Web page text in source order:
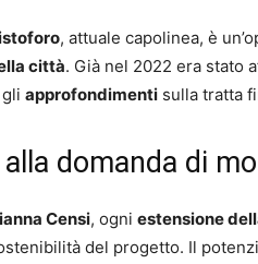
, attuale capolinea, è
città. Già nel 2022 era stato
approfondimenti sulla tratta
domanda di
Censi, ogni estensione
del progetto. Il